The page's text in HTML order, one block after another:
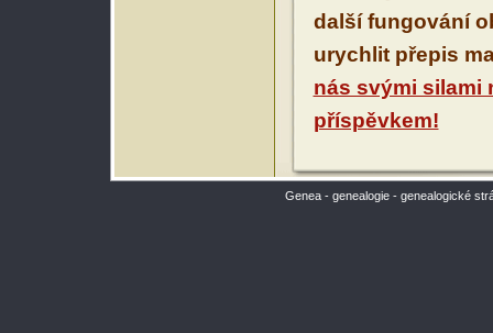
další fungování
urychlit přepis
nás svými silami
příspěvkem!
Genea - genealogie - genealogické